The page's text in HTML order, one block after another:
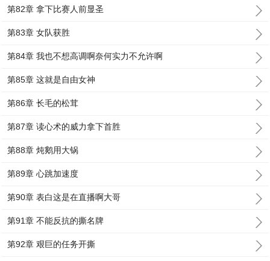
第82章 拿下比赛人前显圣
第83章 女队获胜
第84章 我也不想高调啊奈何实力不允许啊
第85章 这就是自由女神
第86章 长毛的松茸
第87章 读心术的威力拿下首胜
第88章 炖鹅用大锅
第89章 心跳加速度
第90章 表白这是在直播啊大哥
第91章 不能反抗的撕名牌
第92章 艰巨的任务开撕